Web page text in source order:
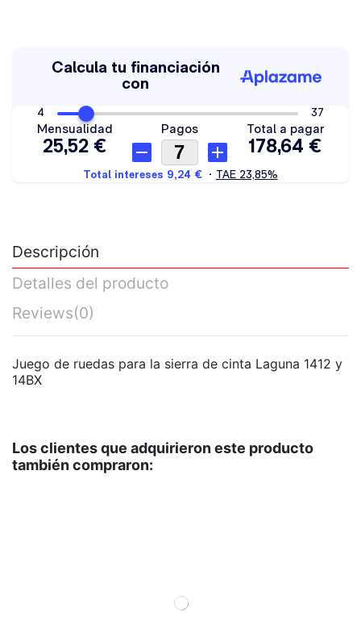
Descripción
Detalles del producto
Reviews(0)
Juego de ruedas para la sierra de cinta Laguna 1412 y
14BX
Los clientes que adquirieron este producto
también compraron: